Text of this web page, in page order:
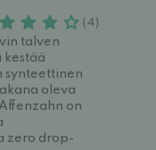
(4)
talven
kestää
synteettinen
oleva
on
zero drop-